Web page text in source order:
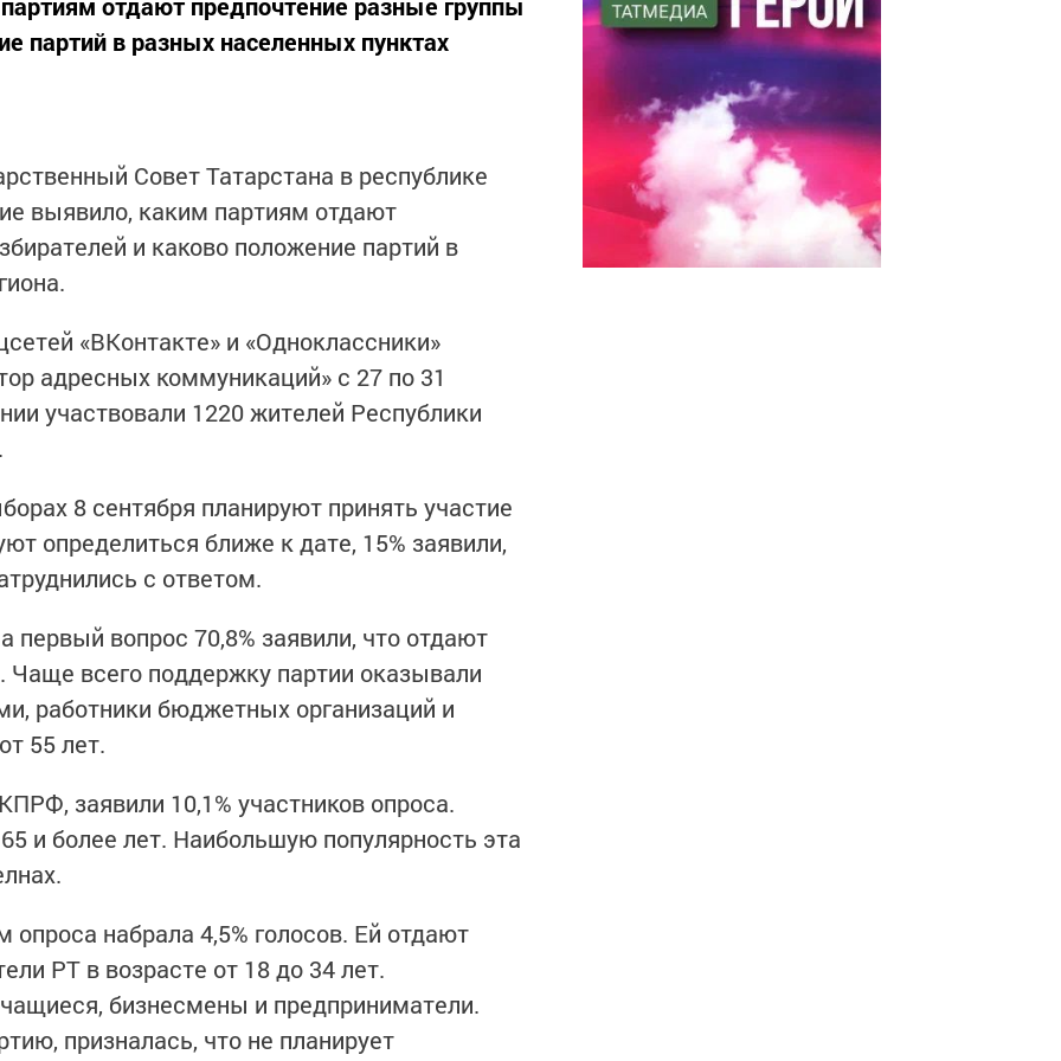
партий в разных населенных пунктах
Совет Татарстана в республике
выявило, каким партиям отдают
и каково положение партий в
«ВКонтакте» и «Одноклассники»
адресных коммуникаций» с 27 по 31
участвовали 1220 жителей Республики
8 сентября планируют принять участие
определиться ближе к дате, 15% заявили,
с ответом.
первый вопрос 70,8% заявили, что отдают
Чаще всего поддержку партии оказывали
работники бюджетных организаций и
55 лет.
заявили 10,1% участников опроса.
и более лет. Наибольшую популярность эта
набрала 4,5% голосов. Ей отдают
РТ в возрасте от 18 до 34 лет.
бизнесмены и предприниматели.
призналась, что не планирует